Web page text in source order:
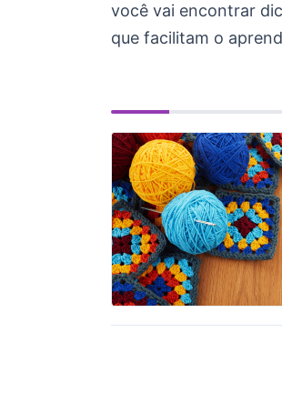
você vai encontrar
que facilitam o